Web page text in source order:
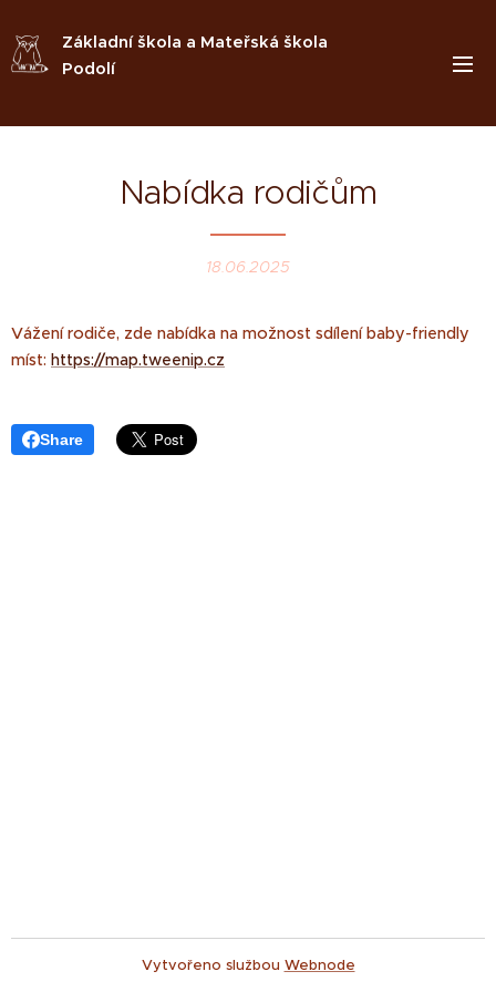
Základní škola a Mateřská škola
Podolí
Nabídka rodičům
18.06.2025
Vážení rodiče, zde nabídka na možnost sdílení baby-friendly
míst: https://map.tweenip.cz
Share
Vytvořeno službou Webnode